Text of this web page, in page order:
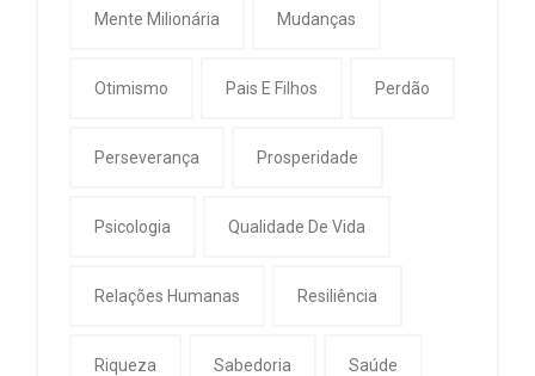
Mente Milionária Mudanças
Otimismo Pais E Filhos Perdão
Perseverança Prosperidade
Psicologia Qualidade De Vida
Relações Humanas Resiliência
Riqueza Sabedoria Saúde